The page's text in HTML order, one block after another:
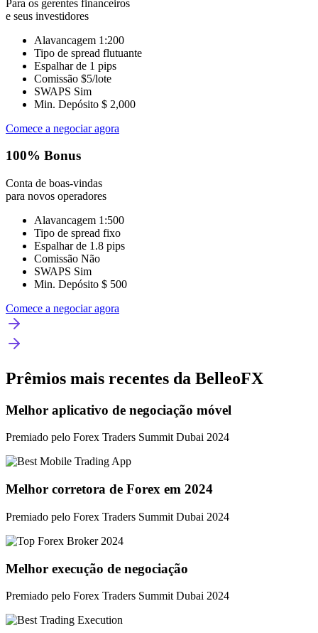
Para os gerentes financeiros
e seus investidores
Alavancagem 1:200
Tipo de spread flutuante
Espalhar de 1 pips
Comissão $5/lote
SWAPS Sim
Min. Depósito $ 2,000
Comece a negociar agora
100% Bonus
Conta de boas-vindas
para novos operadores
Alavancagem 1:500
Tipo de spread fixo
Espalhar de 1.8 pips
Comissão Não
SWAPS Sim
Min. Depósito $ 500
Comece a negociar agora
Prêmios mais recentes da BelleoFX
Melhor aplicativo de negociação móvel
Premiado pelo Forex Traders Summit Dubai 2024
Melhor corretora de Forex em 2024
Premiado pelo Forex Traders Summit Dubai 2024
Melhor execução de negociação
Premiado pelo Forex Traders Summit Dubai 2024